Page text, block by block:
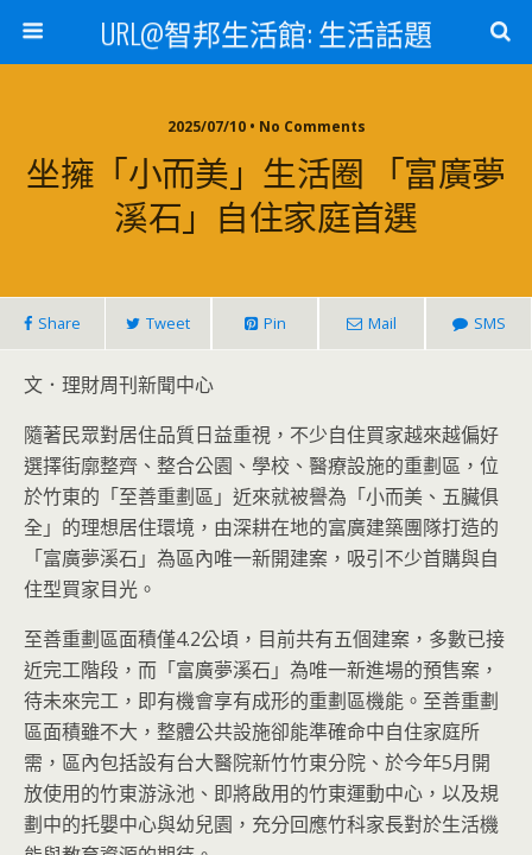
URL@智邦生活館: 生活話題
2025/07/10 • No Comments
坐擁「小而美」生活圈 「富廣夢
溪石」自住家庭首選
Share Tweet Pin Mail SMS
文．理財周刊新聞中心
隨著民眾對居住品質日益重視，不少自住買家越來越偏好
選擇街廓整齊、整合公園、學校、醫療設施的重劃區，位
於竹東的「至善重劃區」近來就被譽為「小而美、五臟俱
全」的理想居住環境，由深耕在地的富廣建築團隊打造的
「富廣夢溪石」為區內唯一新開建案，吸引不少首購與自
住型買家目光。
至善重劃區面積僅4.2公頃，目前共有五個建案，多數已接
近完工階段，而「富廣夢溪石」為唯一新進場的預售案，
待未來完工，即有機會享有成形的重劃區機能。至善重劃
區面積雖不大，整體公共設施卻能準確命中自住家庭所
需，區內包括設有台大醫院新竹竹東分院、於今年5月開
放使用的竹東游泳池、即將啟用的竹東運動中心，以及規
劃中的托嬰中心與幼兒園，充分回應竹科家長對於生活機